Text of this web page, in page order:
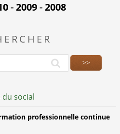
-2009-2008
du social
professionnelle continue